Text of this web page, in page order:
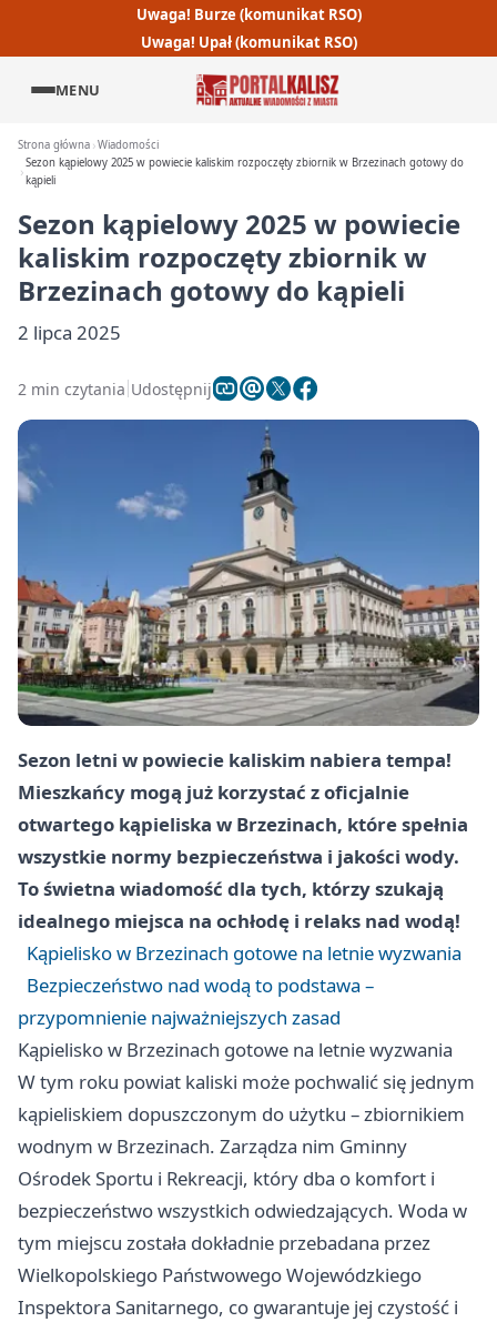
Uwaga! Burze (komunikat RSO)
Uwaga! Upał (komunikat RSO)
MENU
Strona główna Wiadomości
Sezon kąpielowy 2025 w powiecie kaliskim rozpoczęty zbiornik w Brzezinach gotowy do
kąpieli
Sezon kąpielowy 2025 w powiecie
kaliskim rozpoczęty zbiornik w
Brzezinach gotowy do kąpieli
2 lipca 2025
2 min czytania Udostępnij
Sezon letni w powiecie kaliskim nabiera tempa!
Mieszkańcy mogą już korzystać z oficjalnie
otwartego kąpieliska w Brzezinach, które spełnia
wszystkie normy bezpieczeństwa i jakości wody.
To świetna wiadomość dla tych, którzy szukają
idealnego miejsca na ochłodę i relaks nad wodą!
Kąpielisko w Brzezinach gotowe na letnie wyzwania
Bezpieczeństwo nad wodą to podstawa –
przypomnienie najważniejszych zasad
Kąpielisko w Brzezinach gotowe na letnie wyzwania
W tym roku powiat kaliski może pochwalić się jednym
kąpieliskiem dopuszczonym do użytku – zbiornikiem
wodnym w Brzezinach. Zarządza nim Gminny
Ośrodek Sportu i Rekreacji, który dba o komfort i
bezpieczeństwo wszystkich odwiedzających. Woda w
tym miejscu została dokładnie przebadana przez
Wielkopolskiego Państwowego Wojewódzkiego
Inspektora Sanitarnego, co gwarantuje jej czystość i